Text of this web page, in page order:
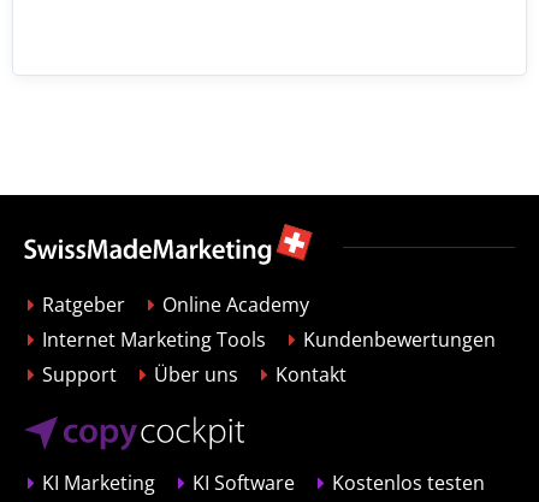
Ratgeber
Online Academy
Internet Marketing Tools
Kundenbewertungen
Support
Über uns Kontakt
KI Marketing KI Software
Kostenlos testen